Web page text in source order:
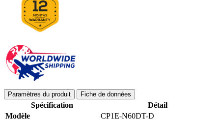
Paramètres du produit Fiche de données
Spécification
Détail
Modèle
CP1E-N60DT-D